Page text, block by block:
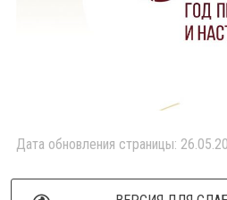
Дата обновления страницы: